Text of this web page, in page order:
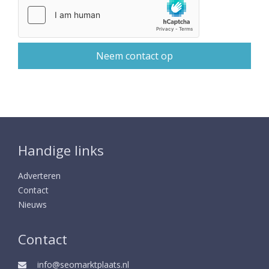
Handige links
Adverteren
Contact
Nieuws
Contact
info@seomarktplaats.nl